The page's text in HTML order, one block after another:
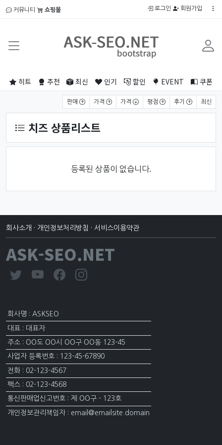
커뮤니티 쇼핑몰 로그인 회원가입
히트 추천 최신 인기 할인 EVENT 쿠폰
판매 가격 가격 평점 후기 최신
치즈 상품리스트
등록된 상품이 없습니다.
회사소개 · 개인정보처리방침 · 서비스이용약관
ASK-SEO.NET
회사명 : ASKSEO
대표 : 대표자
주소 : OO도 OO시 OO구 OO동 123-45
사업자 등록번호 : 123-45-67890
전화 : 02-123-4567
팩스 : 02-123-4568
통신판매업신고번호 : 제 OO구 - 123호
개인정보관리책임자 : email@emailsite.domain